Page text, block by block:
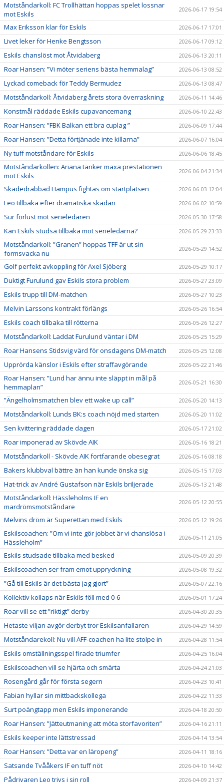
Motståndarkoll: FC Trollhättan hoppas spelet lossnar
mot Eskils
2026-06-17 19:54
Max Eriksson klar för Eskils 2026-06-17 17:01
Livet leker för Henke Bengtsson 2026-06-17 09:12
Eskils chanslöst mot Åtvidaberg 2026-06-13 20:11
Roar Hansen: ”Vi möter seriens bästa hemmalag” 2026-06-13 08:52
Lyckad comeback för Teddy Bermudez 2026-06-13 08:47
Motståndarkoll: Åtvidaberg årets stora överraskning 2026-06-11 14:46
Konstmål räddade Eskils cupavancemang 2026-06-10 22:43
Roar Hansen: ”FBK Balkan ett bra cuplag ” 2026-06-09 17:44
Roar Hansen: ”Detta förtjänade inte killarna” 2026-06-07 16:04
Ny tuff motståndare för Eskils 2026-06-06 18:45
Motståndarkollen: Ariana tänker maxa prestationen
mot Eskils
2026-06-04 21:34
Skadedrabbad Hampus fightas om startplatsen 2026-06-03 12:04
Leo tillbaka efter dramatiska skadan 2026-06-02 10:59
Sur förlust mot serieledaren 2026-05-30 17:58
Kan Eskils studsa tillbaka mot serieledarna? 2026-05-29 23:33
Motståndarkoll: ”Granen” hoppas TFF är ut sin
formsvacka nu
2026-05-29 14:52
Golf perfekt avkoppling för Axel Sjöberg 2026-05-29 10:17
Duktigt Furulund gav Eskils stora problem 2026-05-27 23:09
Eskils trupp till DM-matchen 2026-05-27 10:23
Melvin Larssons kontrakt förlängs 2026-05-26 16:54
Eskils coach tillbaka till rötterna 2026-05-26 12:27
Motståndarkoll: Laddat Furulund väntar i DM 2026-05-25 15:29
Roar Hansens Stidsvig värd för onsdagens DM-match 2026-05-25 12:08
Upprörda känslor i Eskils efter straffavgörande 2026-05-22 21:46
Roar Hansen: ”Lund har ännu inte släppt in mål på
hemmaplan”
2026-05-21 16:30
”Ängelholmsmatchen blev ett wake up call” 2026-05-20 14:13
Motståndarkoll: Lunds BK:s coach nöjd med starten 2026-05-20 11:02
Sen kvittering räddade dagen 2026-05-17 21:02
Roar imponerad av Skövde AIK 2026-05-16 18:21
Motståndarkoll - Skövde AIK fortfarande obesegrat 2026-05-16 08:18
Bakers klubbval bättre än han kunde önska sig 2026-05-15 17:03
Hat-trick av André Gustafson när Eskils briljerade 2026-05-13 21:48
Motståndarkoll: Hässleholms IF en
mardrömsmotståndare
2026-05-12 20:55
Melvins dröm är Superettan med Eskils 2026-05-12 19:26
Eskilscoachen: ”Om vi inte gör jobbet är vi chanslösa i
Hässleholm”
2026-05-11 21:05
Eskils studsade tillbaka med besked 2026-05-09 20:39
Eskilscoachen ser fram emot uppryckning 2026-05-08 19:32
”Gå till Eskils är det bästa jag gjort” 2026-05-07 22:16
Kollektiv kollaps när Eskils föll med 0-6 2026-05-01 17:24
Roar vill se ett ”riktigt” derby 2026-04-30 20:35
Hetaste viljan avgör derbyt tror Eskilsanfallaren 2026-04-29 14:59
Motståndarekoll: Nu vill ÄFF-coachen ha lite stolpe in 2026-04-28 11:54
Eskils omställningsspel firade triumfer 2026-04-25 16:04
Eskilscoachen vill se hjärta och smärta 2026-04-24 21:03
Rosengård går för första segern 2026-04-23 10:41
Fabian hyllar sin mittbackskollega 2026-04-22 11:33
Surt poängtapp men Eskils imponerande 2026-04-18 20:50
Roar Hansen: ”Jätteutmaning att möta storfavoriten” 2026-04-16 21:11
Eskils keeper inte lättstressad 2026-04-14 13:54
Roar Hansen: ”Detta var en läropeng” 2026-04-11 18:16
Satsande Tvååkers IF en tuff nöt 2026-04-10 14:42
Pådrivaren Leo trivs i sin roll 2026-04-09 21:37